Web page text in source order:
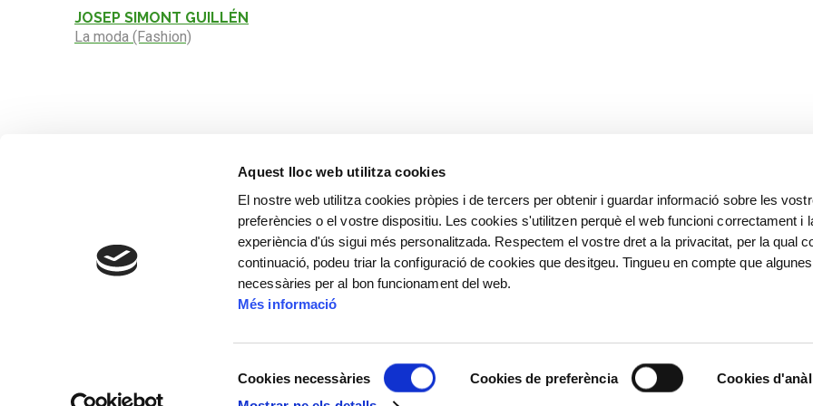
Aquest lloc web utilitza cookies
El nostre web utilitza cookies pròpies i de tercers per obtenir i guardar informació sobre les
preferències o el vostre dispositiu. Les cookies s'utilitzen perquè el web funcioni correctament i
experiència d'ús sigui més personalitzada. Respectem el vostre dret a la privacitat, per la qual
continuació, podeu triar la configuració de cookies que desitgeu. Tingueu en compte que
necessàries per al bon funcionament del web.
Més informació
de
Cookies necessàries Cookies de preferència Cookies
JOSEP SIMONT GUILLÉN
La moda (Fashion)
Villà, Josep Puigdengoles, Jose